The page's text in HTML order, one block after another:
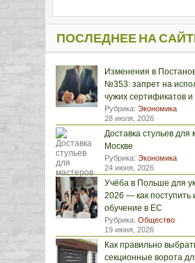
ПОСЛЕДНЕЕ НА
Изменения в
№353: запрет на
чужих сертификатов
Рубрика: Экономика
28 июля, 2026
Доставка стульев для
Москве
Рубрика: Экономика
24 июня, 2026
Учёба в Польше для
2026 — как поступить
обучение в ЕС
Рубрика: Общество
19 июня, 2026
Как правильно
секционные ворота